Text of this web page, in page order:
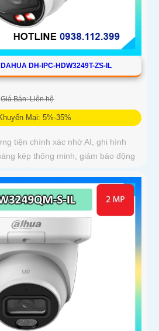
DH-IPC-HDW3249T-ZS-IL
Giá Bán: Liên hệ
Mại: 5%-35%
tiện chính xác nhờ AI, ghi hình
kép thông minh, giảm báo động